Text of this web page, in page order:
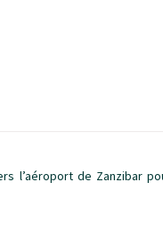
l’aéroport de Zanzibar